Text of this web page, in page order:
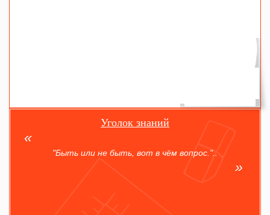
Уголок знаний
"Быть или не быть, вот в чём вопрос."..